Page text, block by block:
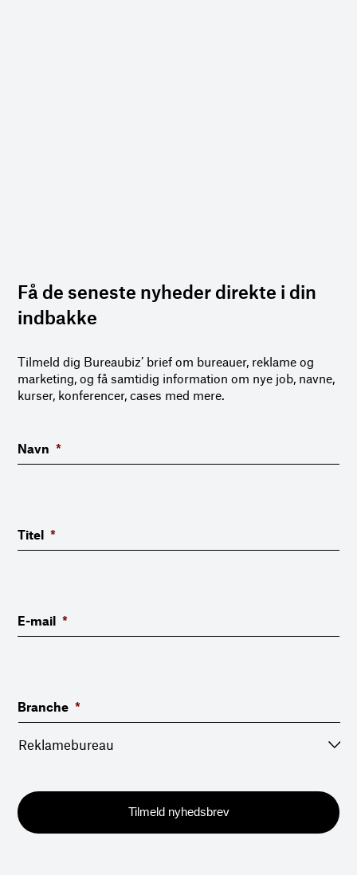
Få de seneste nyheder direkte i din
indbakke
Tilmeld dig Bureaubiz’ brief om bureauer, reklame og
marketing, og få samtidig information om nye job, navne,
kurser, konferencer, cases med mere.
Navn *
Titel *
E-mail *
Branche *